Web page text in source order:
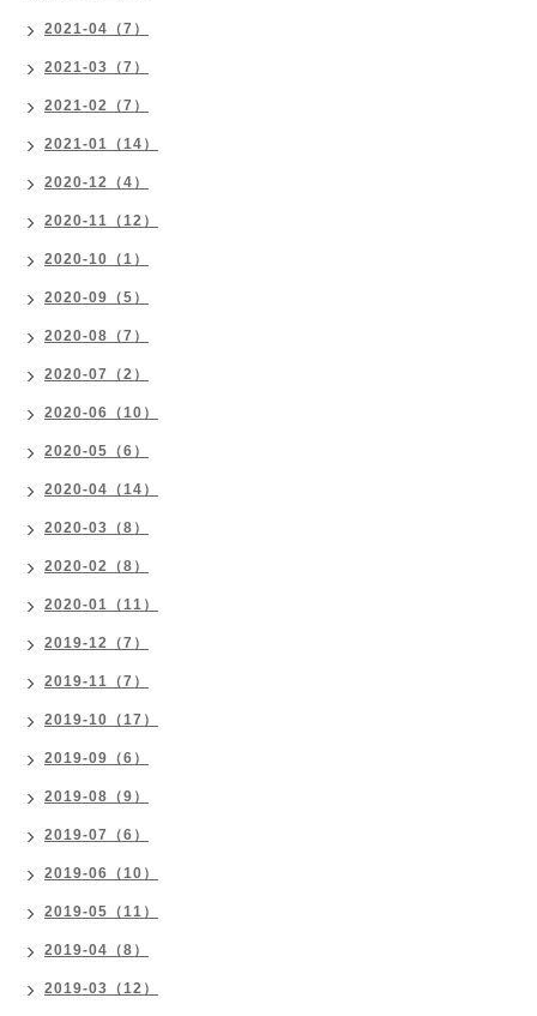
2021-04（7）
2021-03（7）
2021-02（7）
2021-01（14）
2020-12（4）
2020-11（12）
2020-10（1）
2020-09（5）
2020-08（7）
2020-07（2）
2020-06（10）
2020-05（6）
2020-04（14）
2020-03（8）
2020-02（8）
2020-01（11）
2019-12（7）
2019-11（7）
2019-10（17）
2019-09（6）
2019-08（9）
2019-07（6）
2019-06（10）
2019-05（11）
2019-04（8）
2019-03（12）